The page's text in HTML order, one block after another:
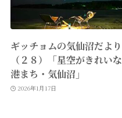
ギッチョムの気仙沼だより
（２８）「星空がきれいな
港まち・気仙沼」
2026年1月17日